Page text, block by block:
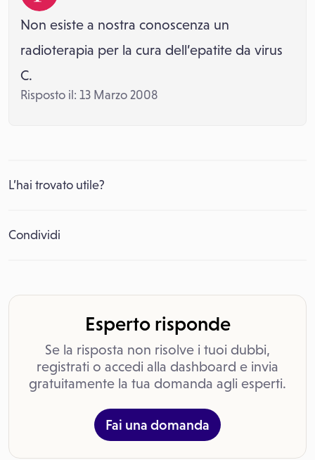
Non esiste a nostra conoscenza un
radioterapia per la cura dell’epatite da virus
C.
Risposto il: 13 Marzo 2008
L’hai trovato utile?
Condividi
Esperto risponde
Se la risposta non risolve i tuoi dubbi,
registrati o accedi alla dashboard e invia
gratuitamente la tua domanda agli esperti.
Fai una domanda